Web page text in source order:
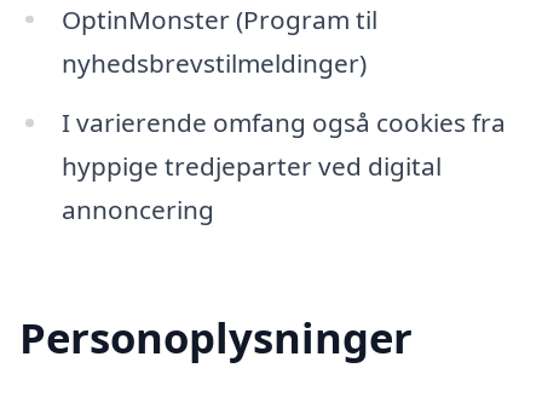
OptinMonster (Program til
nyhedsbrevstilmeldinger)
I varierende omfang også cookies fra
hyppige tredjeparter ved digital
annoncering
Personoplysninger